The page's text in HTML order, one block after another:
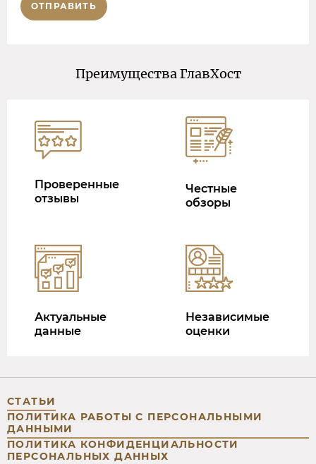
ОТПРАВИТЬ
Преимущества ГлавХост
Проверенные
отзывы
Честные
обзоры
Актуальные
данные
Независимые
оценки
СТАТЬИ
ПОЛИТИКА РАБОТЫ С ПЕРСОНАЛЬНЫМИ
ДАННЫМИ
ПОЛИТИКА КОНФИДЕНЦИАЛЬНОСТИ
ПЕРСОНАЛЬНЫХ ДАННЫХ